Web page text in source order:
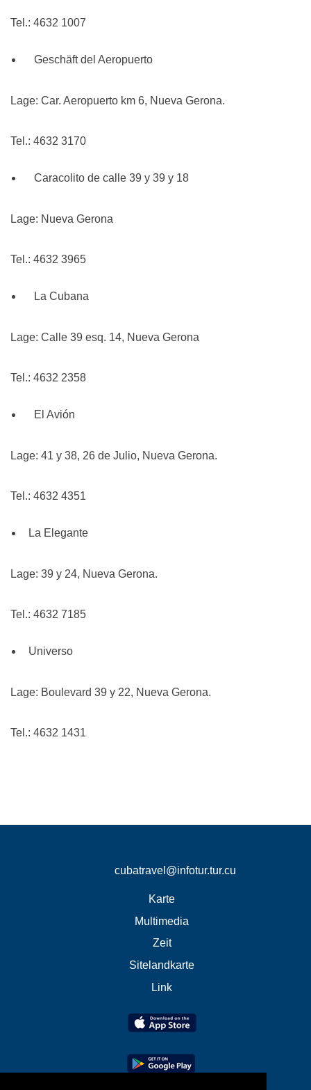
Tel.: 4632 1007
Geschäft del Aeropuerto
Lage: Car. Aeropuerto km 6, Nueva Gerona.
Tel.: 4632 3170
Caracolito de calle 39 y 39 y 18
Lage: Nueva Gerona
Tel.: 4632 3965
La Cubana
Lage: Calle 39 esq. 14, Nueva Gerona
Tel.: 4632 2358
El Avión
Lage: 41 y 38, 26 de Julio, Nueva Gerona.
Tel.: 4632 4351
La Elegante
Lage: 39 y 24, Nueva Gerona.
Tel.: 4632 7185
Universo
Lage: Boulevard 39 y 22, Nueva Gerona.
Tel.: 4632 1431
cubatravel@infotur.tur.cu
Karte
Multimedia
Zeit
Sitelandkarte
Link